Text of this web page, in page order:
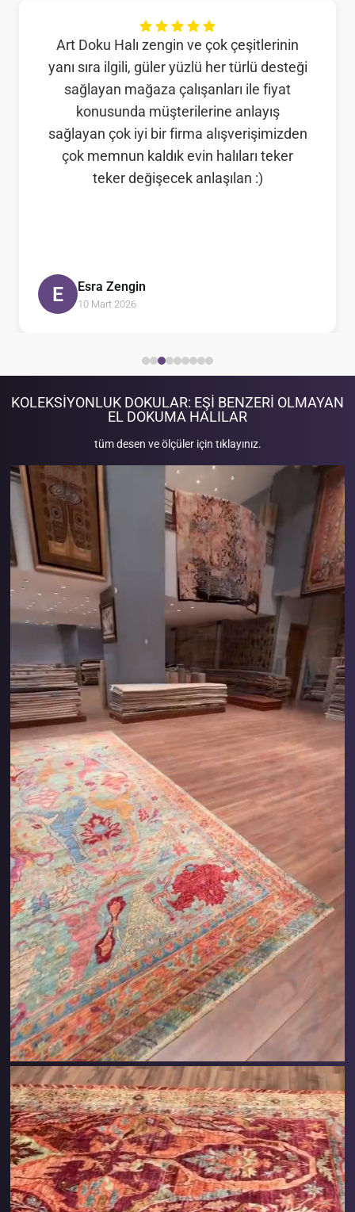
Art Doku Halı zengin ve çok çeşitlerinin
yanı sıra ilgili, güler yüzlü her türlü desteği
sağlayan mağaza çalışanları ile fiyat
konusunda müşterilerine anlayış
sağlayan çok iyi bir firma alışverişimizden
çok memnun kaldık evin halıları teker
teker değişecek anlaşılan :)
E Esra Zengin
10 Mart 2026
KOLEKSIYONLUK DOKULAR: EŞI BENZERI OLMAYAN
EL DOKUMA HALILAR
tüm desen ve ölçüler için tıklayınız.